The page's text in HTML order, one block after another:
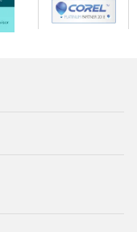
конструкции,